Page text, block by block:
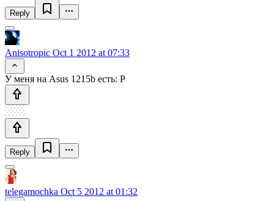
Reply
Anisotropic Oct 1 2012 at 07:33
У меня на Asus 1215b есть: Р
Reply
telegamochka Oct 5 2012 at 01:32